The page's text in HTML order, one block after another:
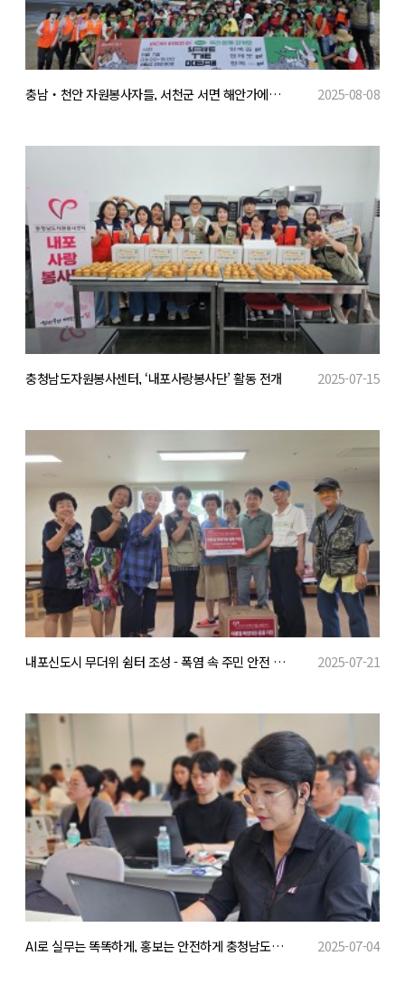
충남‧천안 자원봉사자들, 서천군 서면 해안가에서 해양 플로깅 활동 전개 2025-08-08
충청남도자원봉사센터, ‘내포사랑봉사단’ 활동 전개 2025-07-15
내포신도시 무더위 쉼터 조성 - 폭염 속 주민 안전 지킨다 2025-07-21
AI로 실무는 똑똑하게, 홍보는 안전하게 충청남도자원봉사센터, 생성형 AI 활용 교육 시행 2025-07-04